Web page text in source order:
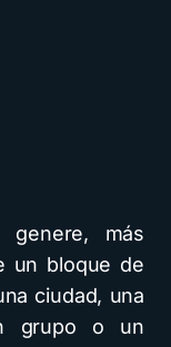
genere, más
un bloque de
ciudad, una
grupo o un